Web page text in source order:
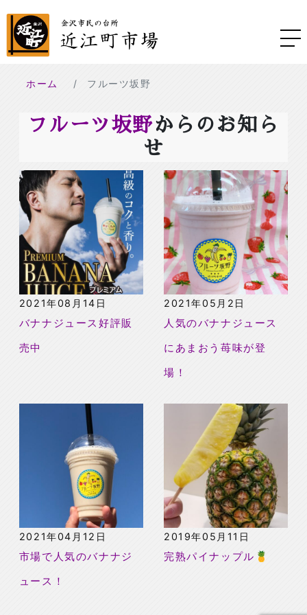
ホーム フルーツ坂野
フルーツ坂野からのお知ら
せ
2021年08月14日
バナナジュース好評販
売中
2021年05月2日
人気のバナナジュース
にあまおう苺味が登
場！
2021年04月12日
市場で人気のバナナジ
ュース！
2019年05月11日
完熟パイナップル🍍